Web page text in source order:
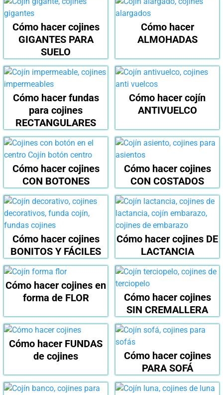
Cómo hacer cojines
GIGANTES PARA
SUELO
Cómo hacer
ALMOHADAS
Cómo hacer fundas
para cojines
RECTANGULARES
Cómo hacer cojín
ANTIVUELCO
Cómo hacer cojines
CON BOTONES
Cómo hacer cojines
CON COSTADOS
Cómo hacer cojines
BONITOS Y FÁCILES
Cómo hacer cojines DE
LACTANCIA
Cómo hacer cojines en
forma de FLOR
Cómo hacer cojines
SIN CREMALLERA
Cómo hacer FUNDAS
de cojines
Cómo hacer cojines
PARA SOFÁ